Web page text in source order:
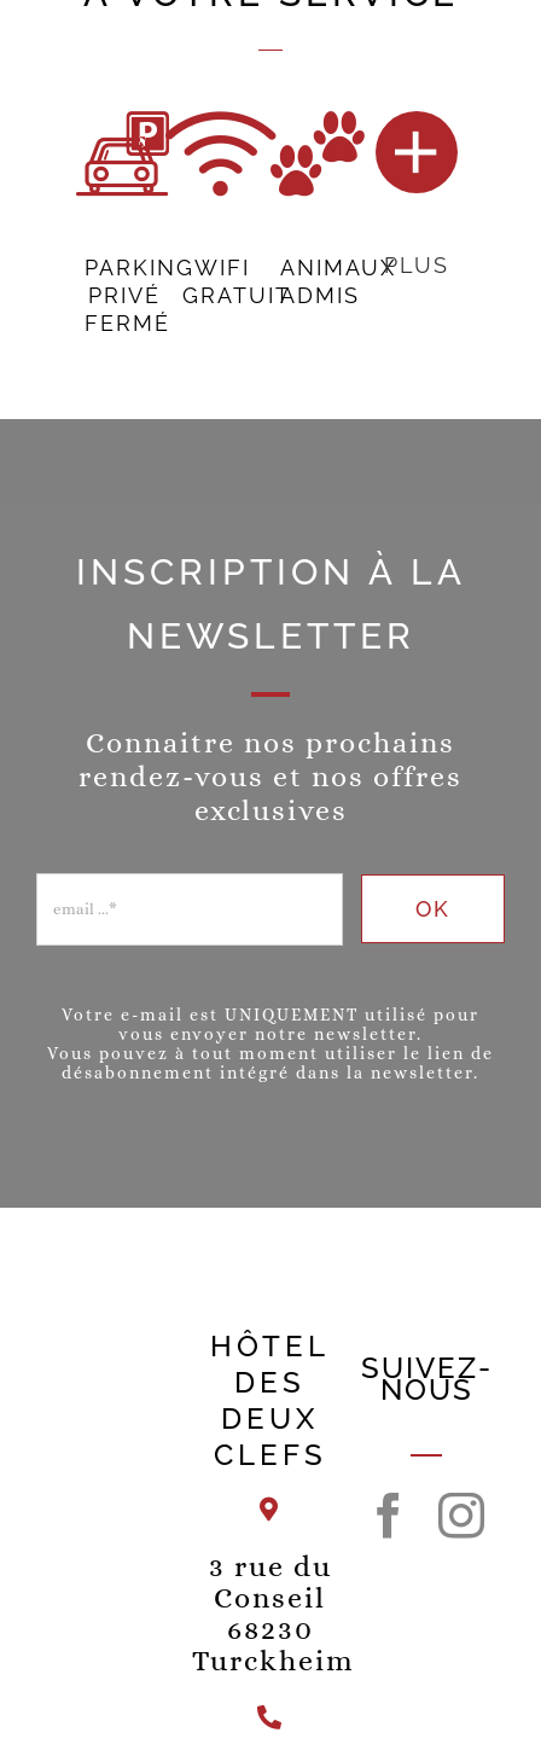
PARKING
PRIVÉ
FERMÉ
WIFI
GRATUIT
ANIMAUX
ADMIS
PLUS
INSCRIPTION À LA
NEWSLETTER
Connaitre nos prochains
rendez-vous et nos offres
exclusives
OK
Votre e-mail est UNIQUEMENT utilisé pour
vous envoyer notre newsletter.
Vous pouvez à tout moment utiliser le lien de
désabonnement intégré dans la newsletter.
HÔTEL
DES
DEUX
CLEFS
3 rue du
Conseil
68230
Turckheim
SUIVEZ-
NOUS